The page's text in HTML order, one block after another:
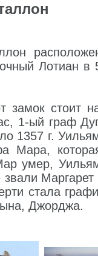
Лотиан в
замок стоит
1-ый граф
1357 г.
Мара,
умер,
звали
стала
Джорджа.